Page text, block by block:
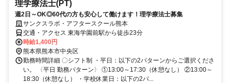
理学療法士(PT)
週2日～OK◎60代の方も安心して働けます！理学療法士募集
サンクスラボ・アフタースクール熊本
交通・アクセス 東海学園前駅から徒歩23分
時給1,400円
熊本県熊本市中央区
勤務時間詳細 〇シフト制 ・平日：以下の2パターンからご選択くださ
い。 〈平日 勤務パターン〉 ①13:00～17:30（休憩なし） ②13:00～
18:30（休憩なし） ・学校休業日：以下の2パ...